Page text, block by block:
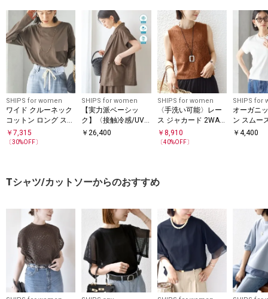
SHIPS for women
ワイド クルーネック
コットン ロング スリ
ーブ TEE
￥ 7,315
〔30%OFF〕
SHIPS for women
【実力派ベーシッ
ク】〈接触冷感/UV
カット/吸水速乾/洗
￥26,400
SHIPS for women
〈手洗い可能〉レー
ス ジャカード 2WAY
ノースリーブ カット
ソー
￥ 8,910
〔40%OFF〕
SHIPS for
オーガニ
ン スムー
￥4,400
Tシャツ/カットソーからのおすすめ